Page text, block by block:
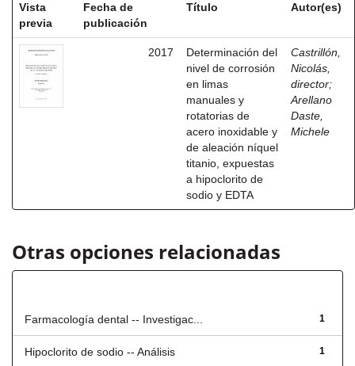
Vista
previa
Fecha de
publicación
Título Autor(es)
2017
Determinación del
nivel de corrosión
en limas
manuales y
rotatorias de
acero inoxidable y
de aleación níquel
titanio, expuestas
a hipoclorito de
sodio y EDTA
Castrillón,
Nicolás,
director;
Arellano
Daste,
Michele
Otras opciones relacionadas
1
Farmacología dental -- Investigac...
1
Hipoclorito de sodio -- Análisis